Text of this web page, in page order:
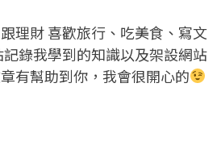
理財 喜歡旅行、吃美食、寫文
錄我學到的知識以及架設網站
有幫助到你，我會很開心的